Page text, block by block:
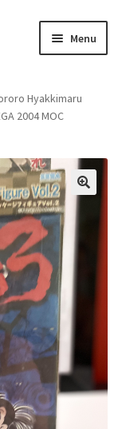
Menu
menu
enfant
Hyakkimaru
2004 MOC